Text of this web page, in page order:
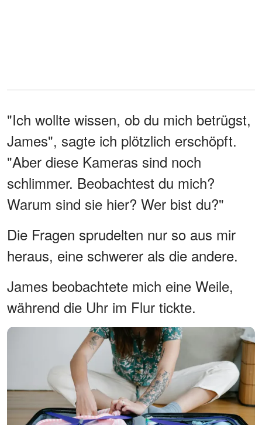
"Ich wollte wissen, ob du mich betrügst,
James", sagte ich plötzlich erschöpft.
"Aber diese Kameras sind noch
schlimmer. Beobachtest du mich?
Warum sind sie hier? Wer bist du?"
Die Fragen sprudelten nur so aus mir
heraus, eine schwerer als die andere.
James beobachtete mich eine Weile,
während die Uhr im Flur tickte.